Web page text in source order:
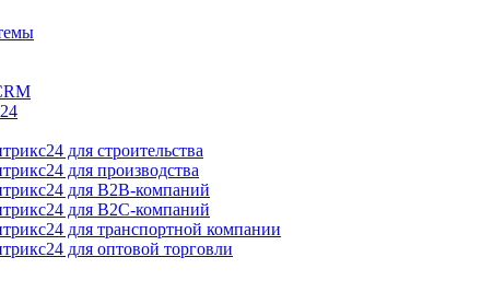
для строительства
для производства
для В2В-компаний
для В2С-компаний
для транспортной компании
для оптовой торговли